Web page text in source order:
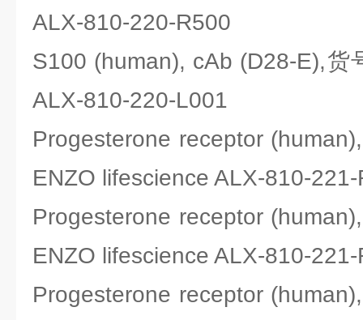
ALX-810-220-R500
S100 (human), cAb (D28-E),货
ALX-810-220-L001
Progesterone receptor
ENZO lifescience ALX-810-
Progesterone receptor
ENZO lifescience ALX-810-
Progesterone receptor